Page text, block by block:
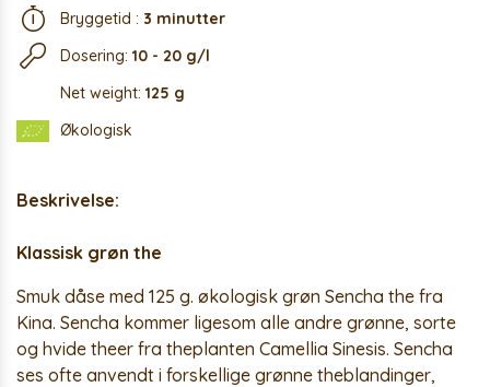
Bryggetid : 3 minutter
Dosering: 10 - 20 g/l
Net weight: 125 g
Økologisk
Beskrivelse:
Klassisk grøn the
Smuk dåse med 125 g. økologisk grøn Sencha the fra
Kina. Sencha kommer ligesom alle andre grønne, sorte
og hvide theer fra theplanten Camellia Sinesis. Sencha
ses ofte anvendt i forskellige grønne theblandinger,